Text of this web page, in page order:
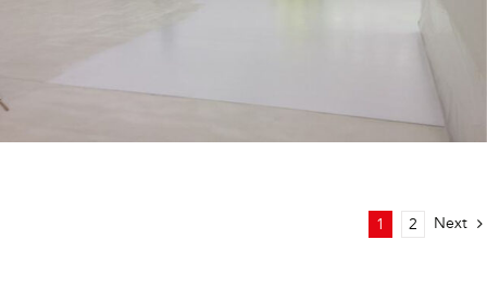
1 2 Next